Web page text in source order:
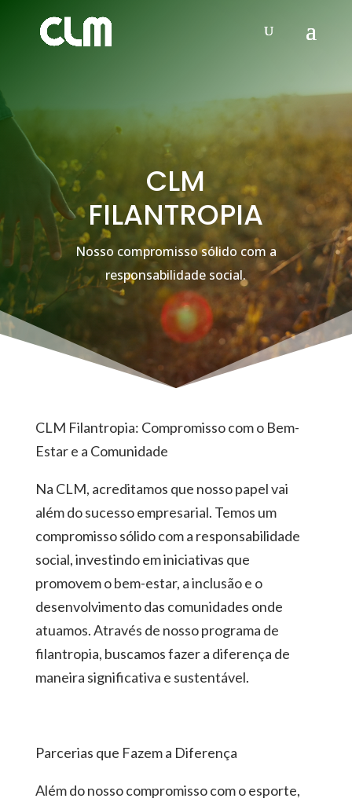
CLM
FILANTROPIA
Nosso compromisso sólido com a
responsabilidade social.
CLM Filantropia: Compromisso com o Bem-
Estar e a Comunidade
Na CLM, acreditamos que nosso papel vai
além do sucesso empresarial. Temos um
compromisso sólido com a responsabilidade
social, investindo em iniciativas que
promovem o bem-estar, a inclusão e o
desenvolvimento das comunidades onde
atuamos. Através de nosso programa de
filantropia, buscamos fazer a diferença de
maneira significativa e sustentável.
Parcerias que Fazem a Diferença
Além do nosso compromisso com o esporte,